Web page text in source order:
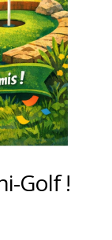
Golf !